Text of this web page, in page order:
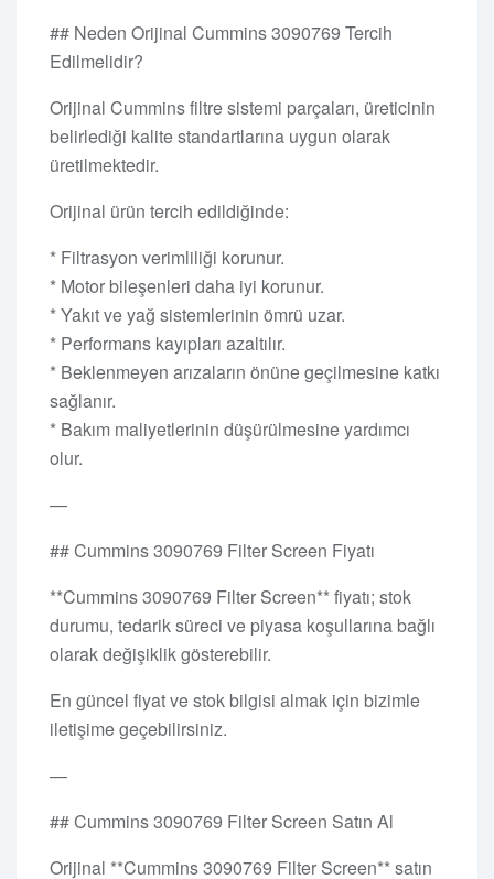
## Neden Orijinal Cummins 3090769 Tercih
Edilmelidir?
Orijinal Cummins filtre sistemi parçaları, üreticinin
belirlediği kalite standartlarına uygun olarak
üretilmektedir.
Orijinal ürün tercih edildiğinde:
* Filtrasyon verimliliği korunur.
* Motor bileşenleri daha iyi korunur.
* Yakıt ve yağ sistemlerinin ömrü uzar.
* Performans kayıpları azaltılır.
* Beklenmeyen arızaların önüne geçilmesine katkı
sağlanır.
* Bakım maliyetlerinin düşürülmesine yardımcı
olur.
—
## Cummins 3090769 Filter Screen Fiyatı
**Cummins 3090769 Filter Screen** fiyatı; stok
durumu, tedarik süreci ve piyasa koşullarına bağlı
olarak değişiklik gösterebilir.
En güncel fiyat ve stok bilgisi almak için bizimle
iletişime geçebilirsiniz.
—
## Cummins 3090769 Filter Screen Satın Al
Orijinal **Cummins 3090769 Filter Screen** satın